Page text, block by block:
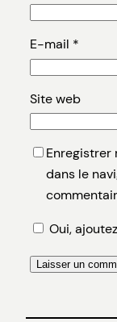
E-mail *
Site web
Enregistrer
dans le
Oui,